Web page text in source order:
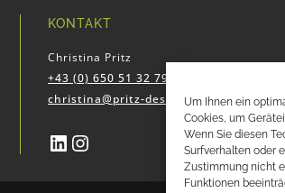
Um Ihnen ein
Cookies, um
Wenn Sie diesen
Surfverhalten oder
Zustimmung nicht
Funktionen
KONTAKT
Christina Pritz
+43 (0) 650 51 32 797
christina@pritz-design.at
LinkedIn Instagram